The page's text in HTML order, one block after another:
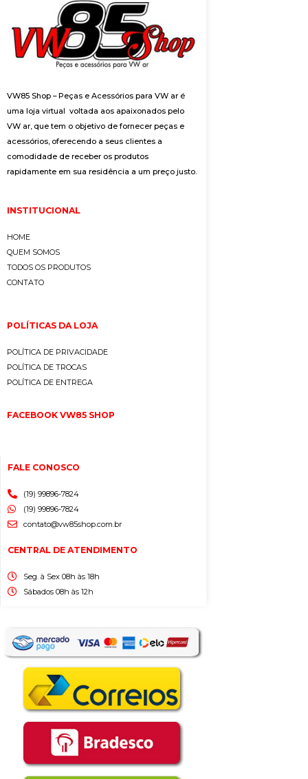
VW85 Shop – Peças e Acessórios para VW ar é
uma loja virtual voltada aos apaixonados pelo
VW ar, que tem o objetivo de fornecer peças e
acessórios, oferecendo a seus clientes a
comodidade de receber os produtos
rapidamente em sua residência a um preço justo.
INSTITUCIONAL
HOME
QUEM SOMOS
TODOS OS PRODUTOS
CONTATO
POLÍTICAS DA LOJA
POLÍTICA DE PRIVACIDADE
POLÍTICA DE TROCAS
POLÍTICA DE ENTREGA
FACEBOOK VW85 SHOP
FALE CONOSCO
(19) 99896-7824
(19) 99896-7824
contato@vw85shop.com.br
CENTRAL DE ATENDIMENTO
Seg. à Sex 08h às 18h
Sábados 08h às 12h